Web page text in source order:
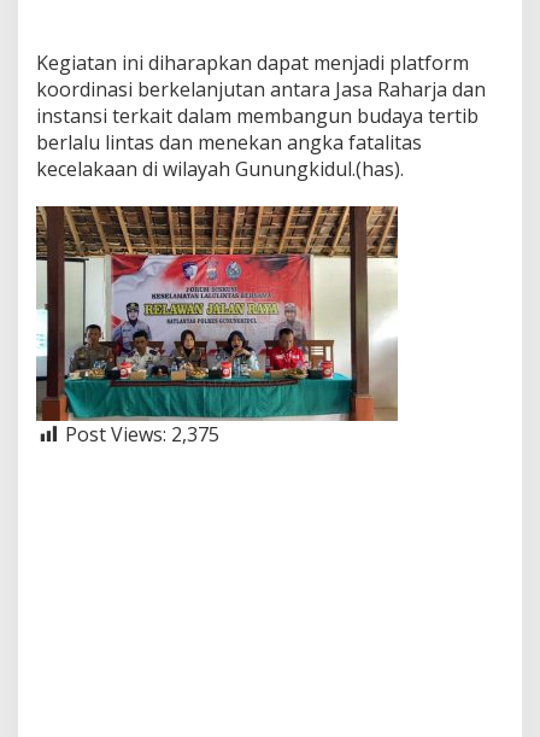
Kegiatan ini diharapkan dapat menjadi platform
koordinasi berkelanjutan antara Jasa Raharja dan
instansi terkait dalam membangun budaya tertib
berlalu lintas dan menekan angka fatalitas
kecelakaan di wilayah Gunungkidul.(has).
Post Views: 2,375